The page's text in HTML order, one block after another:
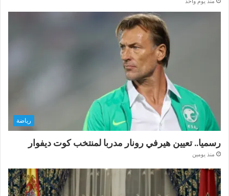
رياضة
رسميا.. تعيين هيرفي رونار مدربا لمنتخب كوت ديفوار
منذ يومين